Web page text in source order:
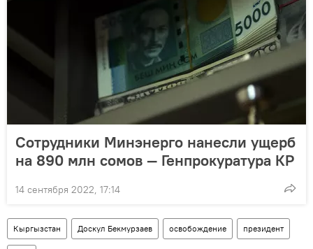
Сотрудники Минэнерго нанесли ущерб
на 890 млн сомов — Генпрокуратура КР
14 сентября 2022, 17:14
Кыргызстан Доскул Бекмурзаев освобождение президент